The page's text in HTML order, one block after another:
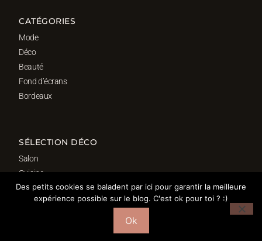
CATÉGORIES
Mode
Déco
Beauté
Fond d’écrans
Bordeaux
SÉLECTION DÉCO
Salon
Cuisine
Salle de bain
Chambre
Des petits cookies se baladent par ici pour garantir la meilleure
expérience possible sur le blog. C'est ok pour toi ? :)
Ok